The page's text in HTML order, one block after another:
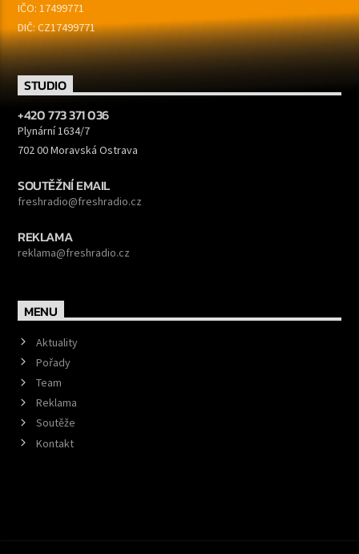
IČO: 17499771
DIČ: CZ17499771
STUDIO
+420 773 371 036
Plynární 1634/7
702 00 Moravská Ostrava
SOUTĚŽNÍ EMAIL
freshradio@freshradio.cz
REKLAMA
reklama@freshradio.cz
MENU
Aktuality
Pořady
Team
Reklama
Soutěže
Kontakt